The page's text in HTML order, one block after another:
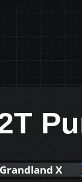
Grandland X